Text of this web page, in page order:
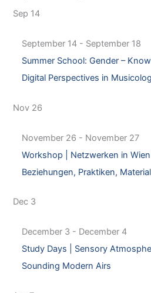
Sep 14
September 14 - September 18
Summer School: Gender –
Digital Perspectives in
Nov 26
November 26 - November 27
Workshop | Netzwerken in
Beziehungen, Praktiken,
Dec 3
December 3 - December 4
Study Days | Sensory
Sounding Modern Airs